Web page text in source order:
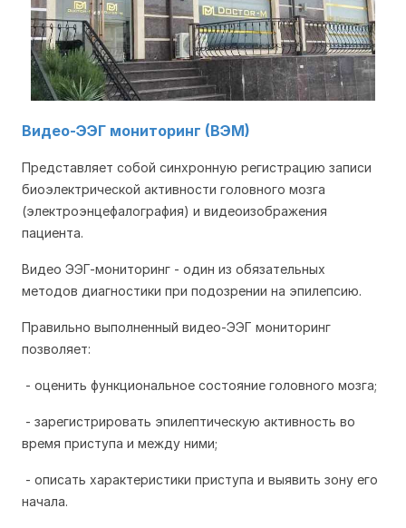
Видео-ЭЭГ мониторинг (ВЭМ)
Представляет собой синхронную регистрацию записи
биоэлектрической активности головного мозга
(электроэнцефалография) и видеоизображения
пациента.
Видео ЭЭГ-мониторинг - один из обязательных
методов диагностики при подозрении на эпилепсию.
Правильно выполненный видео-ЭЭГ мониторинг
позволяет:
- оценить функциональное состояние головного мозга;
- зарегистрировать эпилептическую активность во
время приступа и между ними;
- описать характеристики приступа и выявить зону его
начала.